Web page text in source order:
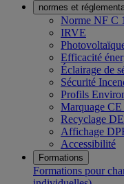
normes et
Norme NF C
IRVE
Efficacité
Éclairage de
Sécurité
Profils
Marquage
Recyclage
Affichage
Accessibilité
Formations
Formations pour